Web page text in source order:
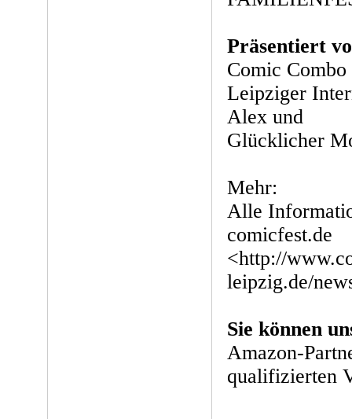
Präsentiert
Comic
Leipziger
Alex und
Glücklicher
Mehr:
Alle
comicfest.de
<http://
leipzig.de/
Sie können
Amazon-
qualifizierten